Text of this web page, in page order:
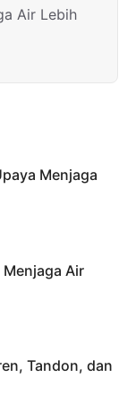
Air Lebih
Menjaga
Air
Tandon, dan